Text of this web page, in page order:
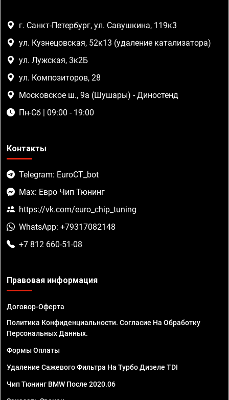
г. Санкт-Петербург, ул. Савушкина, 119к3
ул. Кузнецовская, 52к13 (удаление катализатора)
ул. Лужская, 3к2Б
ул. Композиторов, 28
Московское ш., 9а (Шушары) - Диностенд
Пн-Сб | 09:00 - 19:00
Контакты
Telegram: EuroCT_bot
Max: Евро Чип Тюнинг
https://vk.com/euro_chip_tuning
WhatsApp: +79317082148
+7 812 660-51-08
Правовая информация
Договор-Оферта
Политика Конфиденциальности. Согласие На Обработку
Персональных Данных.
Формы Оплаты
Удаление Сажевого Фильтра На Турбо Дизеле TDI
Чип Тюнинг BMW После 2020.06